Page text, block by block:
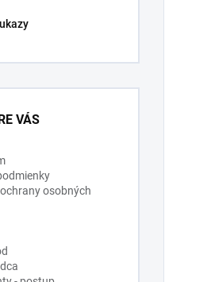
VÁS
osobných